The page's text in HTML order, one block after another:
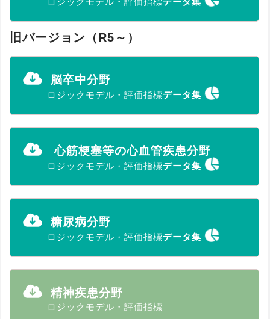
旧バージョン（R5～）
脳卒中分野
ロジックモデル・評価指標データ集
心筋梗塞等の心血管疾患分野
ロジックモデル・評価指標データ集
糖尿病分野
ロジックモデル・評価指標データ集
精神疾患分野
ロジックモデル・評価指標